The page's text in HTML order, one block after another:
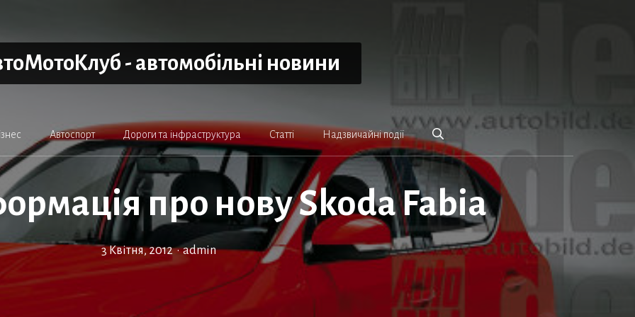
- автомобільні новини
Автоспорт Дороги та інфраструктура Статті Надзвичайні події
про нову Skoda Fabia
3 Квітня, 2012 • admin